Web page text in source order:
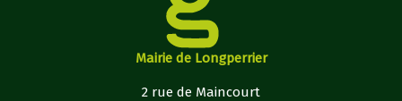
Mairie de Longperrier
2 rue de Maincourt